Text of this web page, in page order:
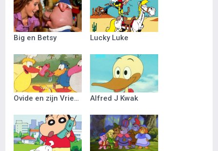
Big en Betsy Lucky Luke
Ovide en zijn Vriendjes Alfred J Kwak